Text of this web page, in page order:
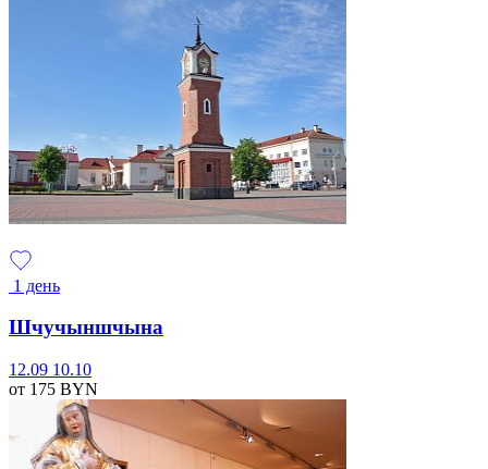
1 день
Шчучыншчына
12.09 10.10
от 175 BYN